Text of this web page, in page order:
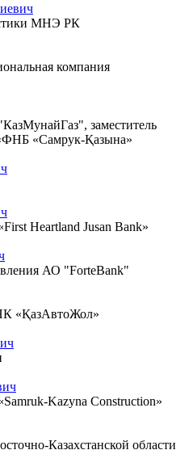
МНЭ РК
компания
заместитель
«Самрук-Қазына»
Heartland Jusan Bank»
АО "ForteBank"
«ҚазАвтоЖол»
Kazyna Construction»
Казахстанской области